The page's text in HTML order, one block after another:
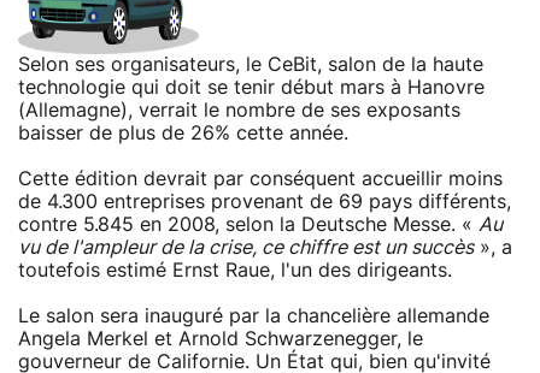
Selon ses organisateurs, le CeBit, salon de la haute
technologie qui doit se tenir début mars à Hanovre
(Allemagne), verrait le nombre de ses exposants
baisser de plus de 26% cette année.
Cette édition devrait par conséquent accueillir moins
de 4.300 entreprises provenant de 69 pays différents,
contre 5.845 en 2008, selon la Deutsche Messe. « Au
vu de l'ampleur de la crise, ce chiffre est un succès», a
toutefois estimé Ernst Raue, l'un des dirigeants.
Le salon sera inauguré par la chancelière allemande
Angela Merkel et Arnold Schwarzenegger, le
gouverneur de Californie. Un État qui, bien qu'invité